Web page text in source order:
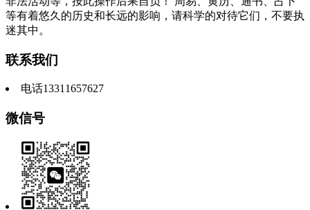
等有着悠久的历史和长远的影响，请科学的对待它们，不要执
迷其中。
联系我们
电话13311657627
微信号